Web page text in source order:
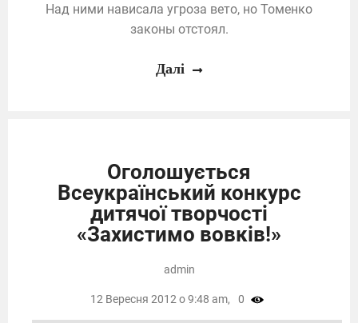
Над ними нависала угроза вето, но Томенко
законы отстоял.
Далі
Оголошується
Всеукраїнський конкурс
дитячої творчості
«Захистимо вовків!»
admin
12 Вересня 2012 о 9:48 am, 0